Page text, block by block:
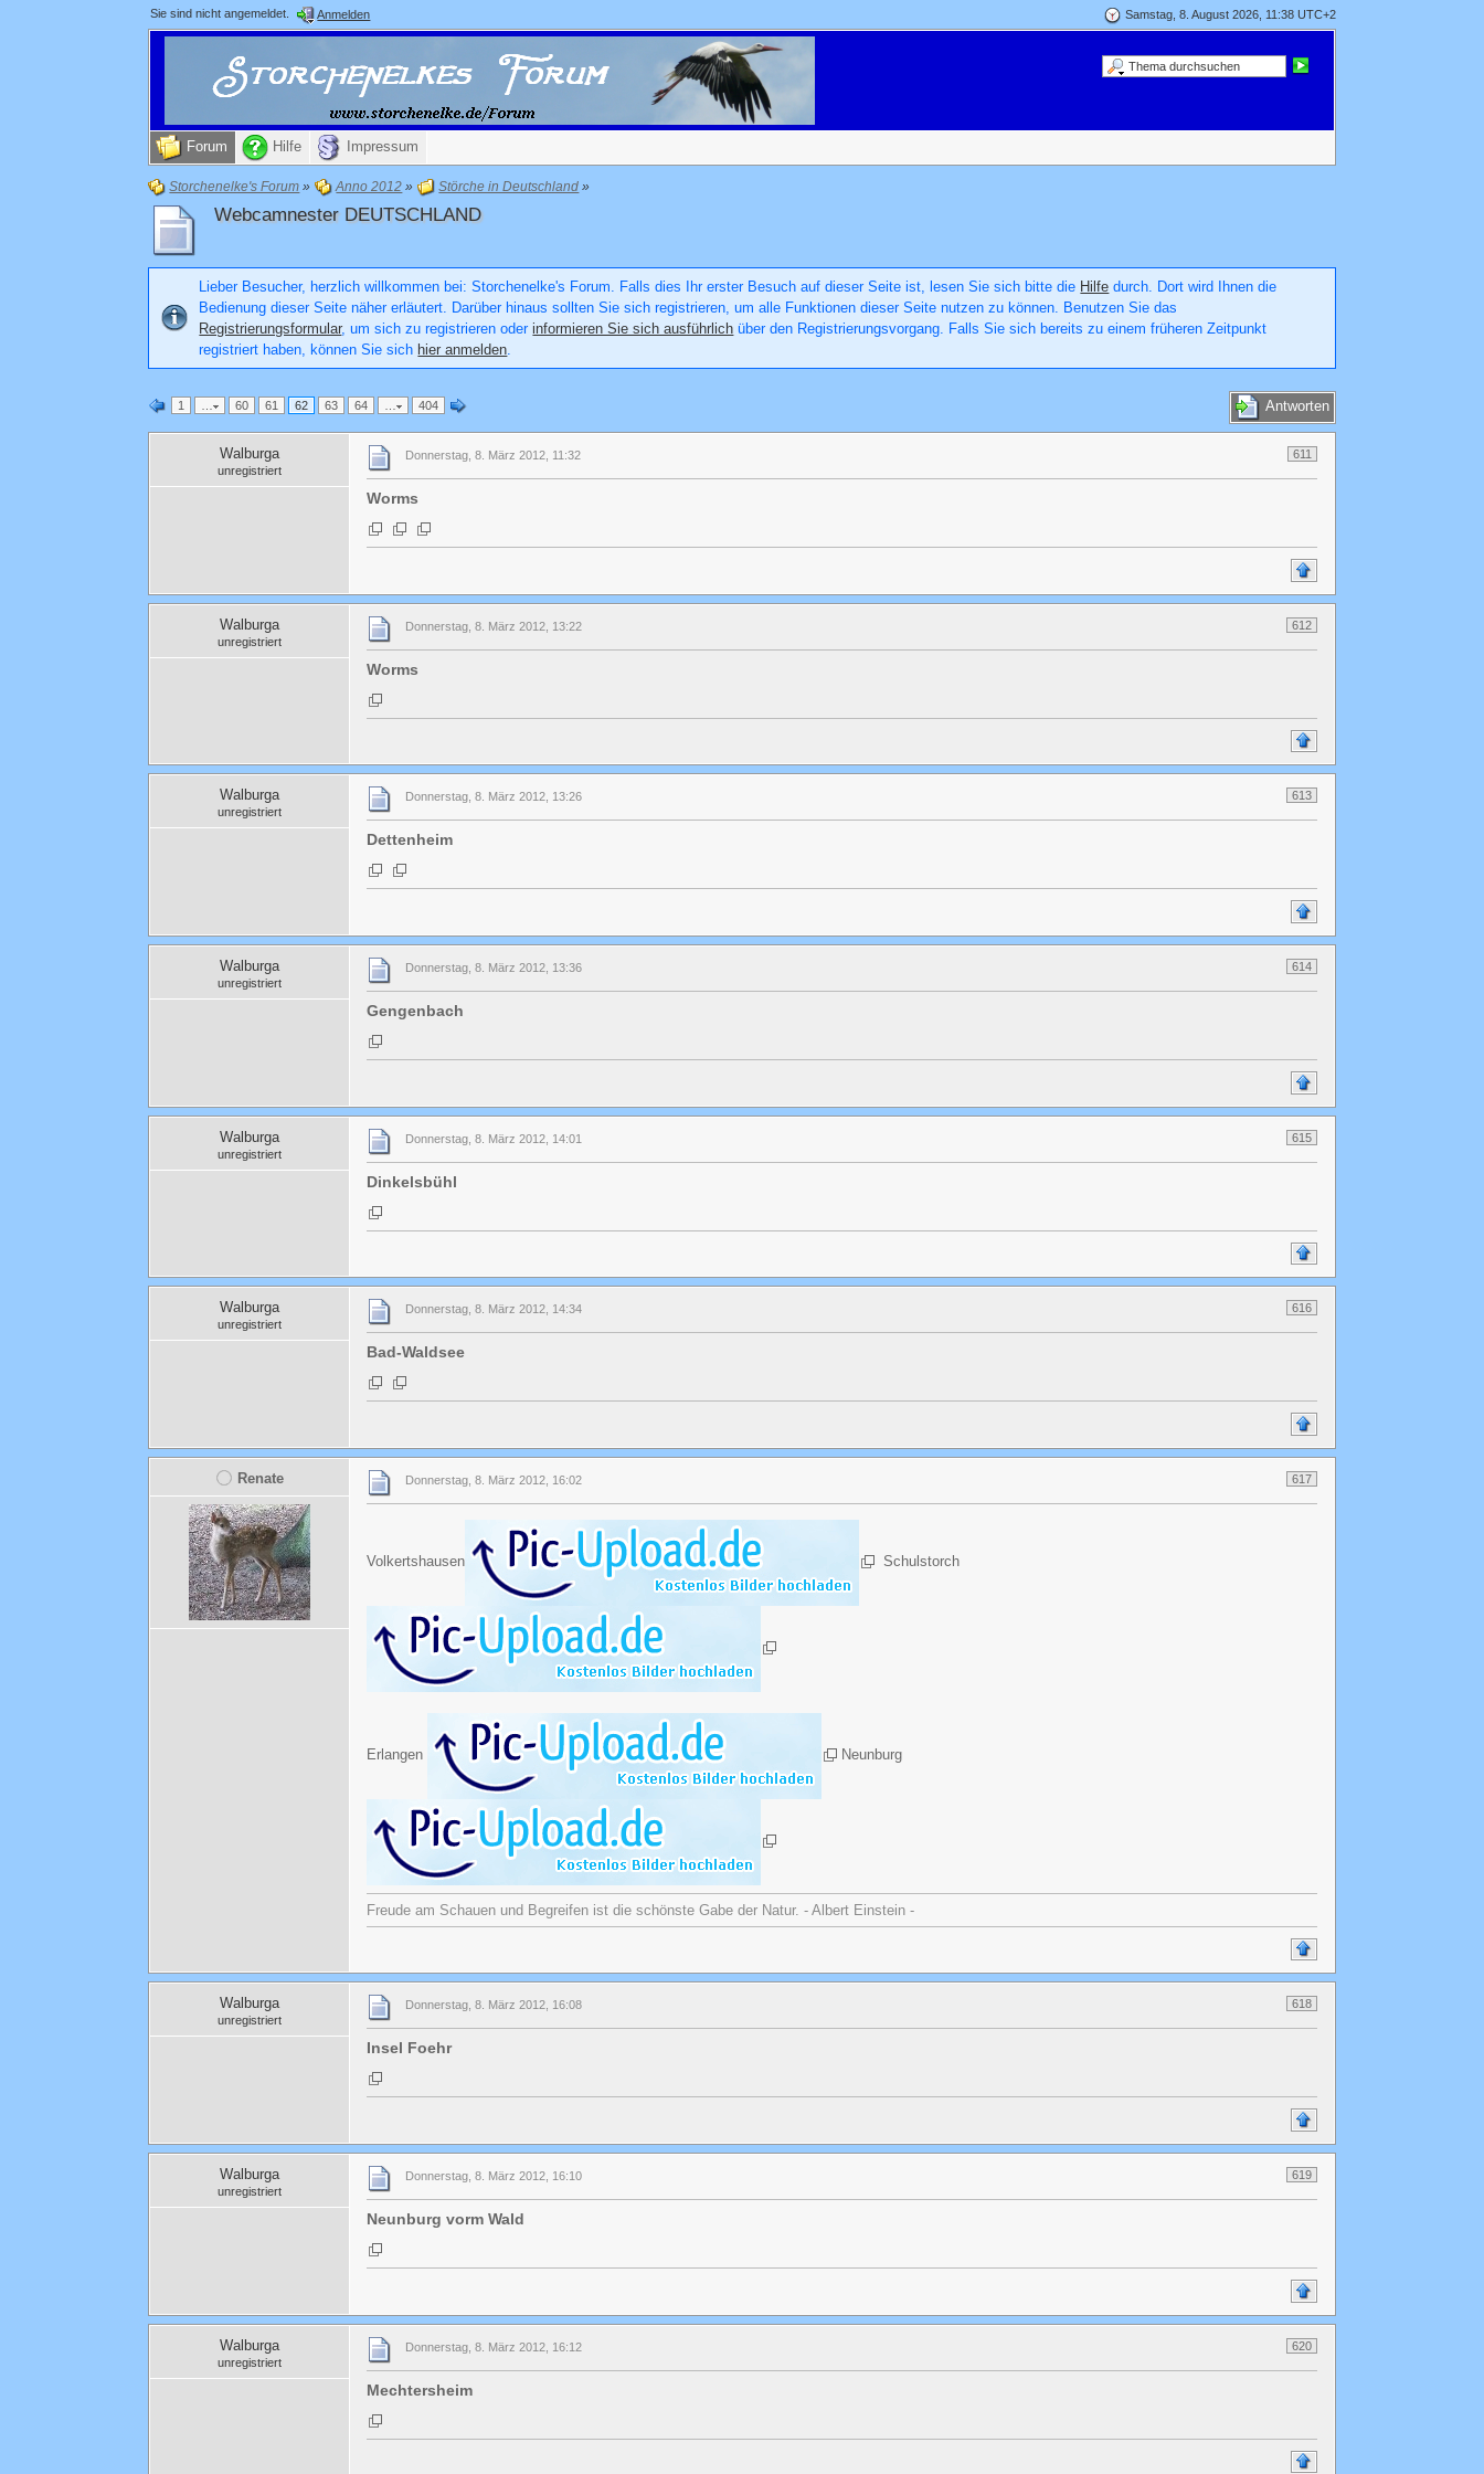
Samstag, 8. August 2026, 11:38 UTC+2
Sie sind nicht angemeldet. Anmelden
Forum Hilfe Impressum
Storchenelke's Forum » Anno 2012 » Störche in Deutschland »
Webcamnester DEUTSCHLAND
Lieber Besucher, herzlich willkommen bei: Storchenelke's Forum. Falls dies Ihr erster Besuch auf dieser Seite ist, lesen Sie sich bitte die Hilfe durch. Dort wird Ihnen die
Bedienung dieser Seite näher erläutert. Darüber hinaus sollten Sie sich registrieren, um alle Funktionen dieser Seite nutzen zu können. Benutzen Sie das
Registrierungsformular, um sich zu registrieren oderinformieren Sie sich ausführlich über den Registrierungsvorgang. Falls Sie sich bereits zu einem früheren Zeitpunkt
registriert haben, können Sie sich hier anmelden.
1 … 60 61 62 63 64 … 404 Antworten
Walburga
unregistriert
611
Donnerstag, 8. März 2012, 11:32
Worms
Walburga
unregistriert
612
Donnerstag, 8. März 2012, 13:22
Worms
Walburga
unregistriert
613
Donnerstag, 8. März 2012, 13:26
Dettenheim
Walburga
unregistriert
614
Donnerstag, 8. März 2012, 13:36
Gengenbach
Walburga
unregistriert
615
Donnerstag, 8. März 2012, 14:01
Dinkelsbühl
Walburga
unregistriert
616
Donnerstag, 8. März 2012, 14:34
Bad-Waldsee
Renate 617
Donnerstag, 8. März 2012, 16:02
Volkertshausen Schulstorch
Erlangen Neunburg
Freude am Schauen und Begreifen ist die schönste Gabe der Natur. - Albert Einstein -
Walburga
unregistriert
618
Donnerstag, 8. März 2012, 16:08
Insel Foehr
Walburga
unregistriert
619
Donnerstag, 8. März 2012, 16:10
Neunburg vorm Wald
Walburga
unregistriert
620
Donnerstag, 8. März 2012, 16:12
Mechtersheim